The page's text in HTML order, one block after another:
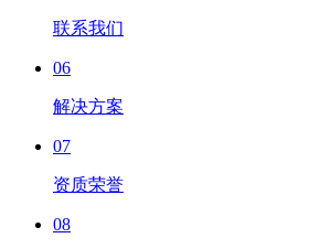
联系我们
06
解决方案
07
资质荣誉
08